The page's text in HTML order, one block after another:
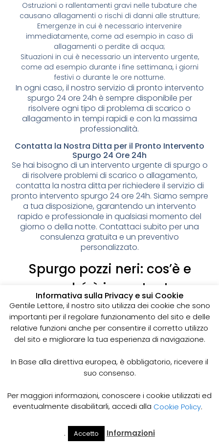
Ostruzioni o rallentamenti gravi nelle tubature che
causano allagamenti o rischi di danni alle strutture;
Emergenze in cui è necessario intervenire
immediatamente, come ad esempio in caso di
allagamenti o perdite di acqua;
Situazioni in cui è necessario un intervento urgente,
come ad esempio durante i fine settimana, i giorni
festivi o durante le ore notturne.
In ogni caso, il nostro servizio di pronto intervento
spurgo 24 ore 24h è sempre disponibile per
risolvere ogni tipo di problema di scarico o
allagamento in tempi rapidi e con la massima
professionalità.
Contatta la Nostra Ditta per il Pronto Intervento
Spurgo 24 Ore 24h
Se hai bisogno di un intervento urgente di spurgo o
di risolvere problemi di scarico o allagamento,
contatta la nostra ditta per richiedere il servizio di
pronto intervento spurgo 24 ore 24h. Siamo sempre
a tua disposizione, garantendo un intervento
rapido e professionale in qualsiasi momento del
giorno o della notte. Contattaci subito per una
consulenza gratuita e un preventivo
personalizzato.
Spurgo pozzi neri: cos’è e
perché è importante
I pozzi neri sono delle strutture sotterranee utilizzate
per la raccolta delle acque reflue domestiche,
soprattutto in zone dove non è disponibile un
sistema di smaltimento delle acque fognarie. Lo
spurgo dei pozzi neri è un’operazione essenziale
e prevenire il rischio di allagamenti, cattivi odori e
infezioni.
Come funziona lo spurgo dei pozzi neri
Lo spurgo dei pozzi neri viene effettuato mediante
specifiche, in grado di aspirare e rimuovere le
acque reflue e i sedimenti accumulati all’interno del
Cerca Il Mio
Informativa sulla Privacy e sui Cookie
Gentile Lettore, il nostro sito utilizza dei cookie che sono
importanti per il regolare funzionamento del sito e delle
relative funzioni anche per consentire il corretto utilizzo
del sito e migliorare la tua esperienza di navigazione.
In Base alla direttiva europea, è obbligatorio, ricevere il
suo consenso.
Per maggiori informazioni, conoscere i cookie utilizzati ed
eventualmente disabilitarli, accedi alla Cookie Policy.
. Accetto Informazioni